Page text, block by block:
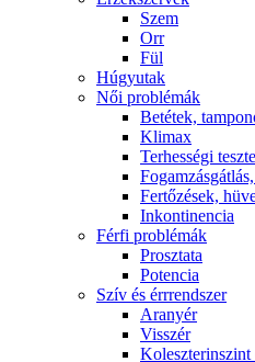
Szem
Orr
Fül
Húgyutak
Női problémák
Betétek,
Klimax
Terhességi
Fertőzések,
Inkontinencia
Férfi problémák
Prosztata
Potencia
Szív és érrrendszer
Aranyér
Visszér
Koleszterinszint